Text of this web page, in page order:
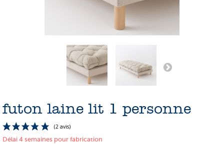
SLOW E-SHOP
futon laine lit 1 personne
Délai 4 semaines pour fabrication